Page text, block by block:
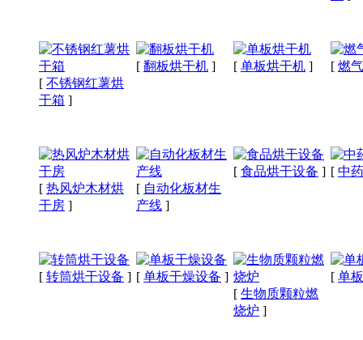
[ 不锈钢红薯烘
干箱 ]
[ 翻板烘干机 ] [ 单板烘干机 ] [ 燃
[ 热风炉木材烘
干房 ]
[ 自动化板材生
产线 ]
[ 食品烘干设备 ] [ 中
[ 转筒烘干设备 ] [ 单板干燥设备 ]
[ 生物质颗粒燃
烧炉 ]
[ 单